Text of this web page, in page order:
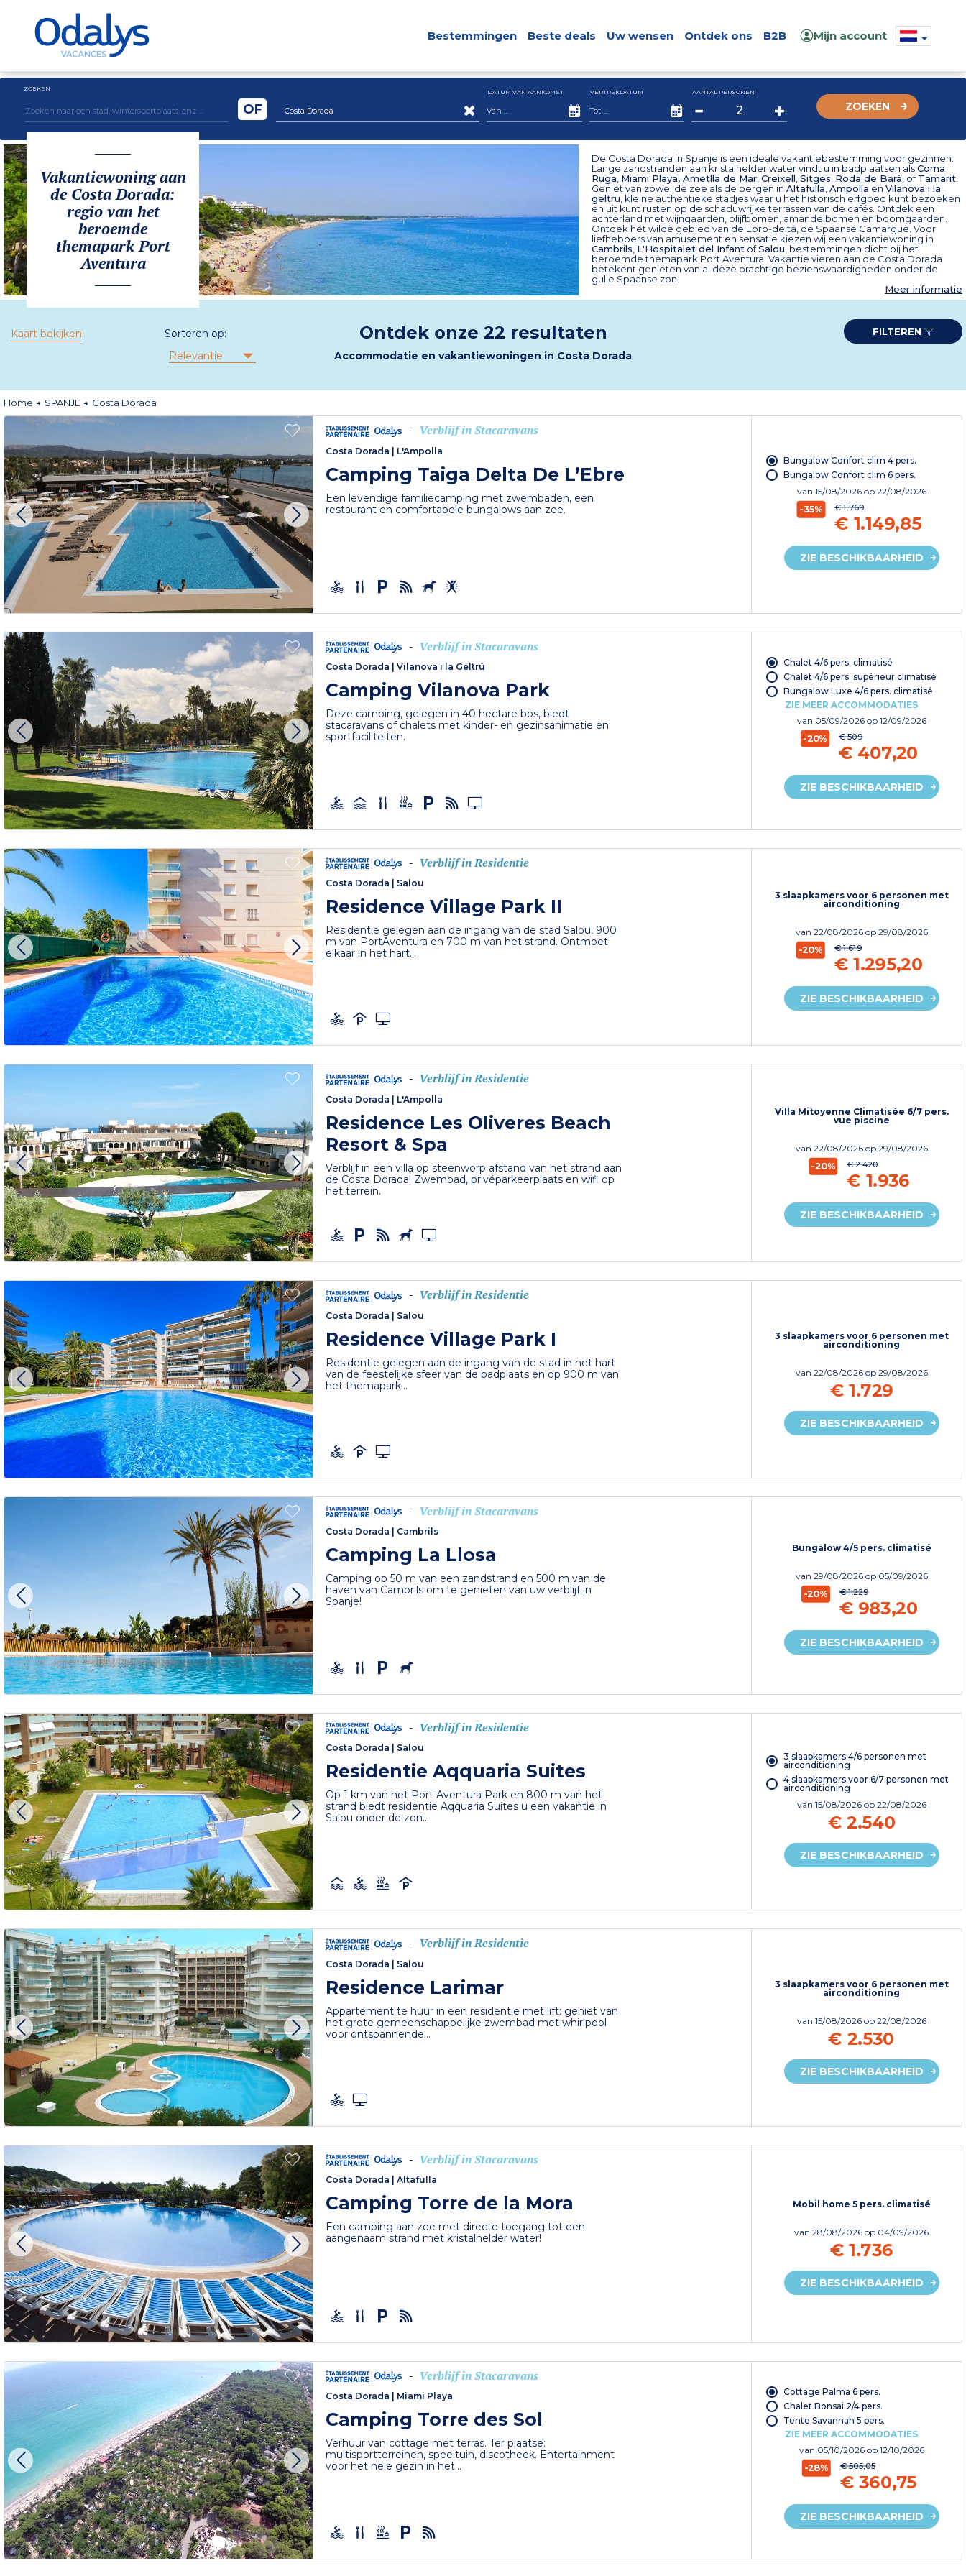
Bestemmingen Beste deals Uw wensen Ontdek ons B2B Mijn account
ZOEKEN
Costa Dorada
OF
DATUM VAN AANKOMST VERTREKDATUM AANTAL PERSONEN
ZOEKEN
Vakantiewoning aan
de Costa Dorada:
regio van het
beroemde
themapark Port
Aventura
De Costa Dorada in Spanje is een ideale vakantiebestemming voor gezinnen.
Lange zandstranden aan kristalhelder water vindt u in badplaatsen alsComa
Ruga Miami Playa, Ametlla de Mar Creixell Sitges Roda de Barà , ofTamarit
Geniet van zowel de zee als de bergen in Altafulla Ampolla en Vilanova i la
geltru , kleine authentieke stadjes waar u het historisch erfgoed kunt bezoeken
en uit kunt rusten op de schaduwrijke terrassen van de cafés. Ontdek een
achterland met wijngaarden, olijfbomen, amandelbomen en boomgaarden.
Ontdek het wilde gebied van de Ebro-delta, de Spaanse Camargue. Voor
liefhebbers van amusement en sensatie kiezen wij een vakantiewoning in
Cambrils L'Hospitalet del Infant ofSalou , bestemmingen dicht bij het
beroemde themapark Port Aventura. Vakantie vieren aan de Costa Dorada
betekent genieten van al deze prachtige bezienswaardigheden onder de
gulle Spaanse zon.
Meer informatie
Kaart bekijken
Sorteren op:
Relevantie
Ontdek onze 22 resultaten
Accommodatie en vakantiewoningen in Costa Dorada
FILTEREN
Home SPANJE Costa Dorada
- Verblijf in Stacaravans
Costa Dorada | L'Ampolla
Camping Taiga Delta De L’Ebre
Een levendige familiecamping met zwembaden, een
restaurant en comfortabele bungalows aan zee.
Bungalow Confort clim 4 pers.
Bungalow Confort clim 6 pers.
van 15/08/2026 op 22/08/2026
-35% € 1.769
€ 1.149,85
ZIE BESCHIKBAARHEID
- Verblijf in Stacaravans
Costa Dorada |Vilanova i la Geltrú
Camping Vilanova Park
Deze camping, gelegen in 40 hectare bos, biedt
stacaravans of chalets met kinder- en gezinsanimatie en
sportfaciliteiten.
Chalet 4/6 pers. climatisé
Chalet 4/6 pers. supérieur climatisé
Bungalow Luxe 4/6 pers. climatisé
ZIE MEER ACCOMMODATIES
van 05/09/2026 op 12/09/2026
-20% € 509
€ 407,20
ZIE BESCHIKBAARHEID
- Verblijf in Residentie
Costa Dorada Salou
Residence Village Park II
Residentie gelegen aan de ingang van de stad Salou, 900
m van PortAventura en 700 m van het strand. Ontmoet
elkaar in het hart...
3 slaapkamers voor 6 personen met
airconditioning
van 22/08/2026 op 29/08/2026
-20% € 1.619
€ 1.295,20
ZIE BESCHIKBAARHEID
- Verblijf in Residentie
Costa Dorada L'Ampolla
Residence Les Oliveres Beach
Resort & Spa
Verblijf in een villa op steenworp afstand van het strand aan
de Costa Dorada! Zwembad, privéparkeerplaats en wifi op
het terrein.
Villa Mitoyenne Climatisée 6/7 pers.
vue piscine
van 22/08/2026 op 29/08/2026
-20% € 2.420
€ 1.936
ZIE BESCHIKBAARHEID
- Verblijf in Residentie
Costa Dorada | Salou
Residence Village Park I
Residentie gelegen aan de ingang van de stad in het hart
van de feestelijke sfeer van de badplaats en op 900 m van
het themapark...
3 slaapkamers voor 6 personen met
airconditioning
van 22/08/2026 op 29/08/2026
€ 1.729
ZIE BESCHIKBAARHEID
- Verblijf in Stacaravans
Costa Dorada Cambrils
Camping La Llosa
Camping op 50 m van een zandstrand en 500 m van de
haven van Cambrils om te genieten van uw verblijf in
Spanje!
Bungalow 4/5 pers. climatisé
van 29/08/2026 op 05/09/2026
-20% € 1.229
€ 983,20
ZIE BESCHIKBAARHEID
- Verblijf in Residentie
Costa Dorada Salou
Residentie Aqquaria Suites
Op 1 km van het Port Aventura Park en 800 m van het
strand biedt residentie Aqquaria Suites u een vakantie in
Salou onder de zon...
3 slaapkamers 4/6 personen met
airconditioning
4 slaapkamers voor 6/7 personen met
airconditioning
van 15/08/2026 op 22/08/2026
€ 2.540
ZIE BESCHIKBAARHEID
- Verblijf in Residentie
Costa Dorada | Salou
Residence Larimar
Appartement te huur in een residentie met lift: geniet van
het grote gemeenschappelijke zwembad met whirlpool
voor ontspannende...
3 slaapkamers voor 6 personen met
airconditioning
van 15/08/2026 op 22/08/2026
€ 2.530
ZIE BESCHIKBAARHEID
- Verblijf in Stacaravans
Costa Dorada |Altafulla
Camping Torre de la Mora
Een camping aan zee met directe toegang tot een
aangenaam strand met kristalhelder water!
Mobil home 5 pers. climatisé
van28/08/2026op 04/09/2026
€ 1.736
ZIE BESCHIKBAARHEID
- Verblijf in Stacaravans
Costa Dorada Miami Playa
Camping Torre des Sol
Verhuur van cottage met terras. Ter plaatse:
multisportterreinen, speeltuin, discotheek. Entertainment
voor het hele gezin in het...
Cottage Palma 6 pers.
Chalet Bonsai 2/4 pers.
Tente Savannah 5 pers.
ZIE MEER ACCOMMODATIES
van 05/10/2026 op 12/10/2026
-28% € 505,05
€ 360,75
ZIE BESCHIKBAARHEID